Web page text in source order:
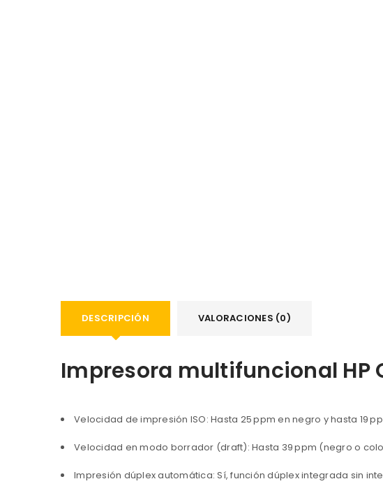
DESCRIPCIÓN VALORACIONES (0)
Impresora multifuncional HP
Velocidad de impresión ISO: Hasta 25 ppm en negro y hasta 19
Velocidad en modo borrador (draft): Hasta 39 ppm (negro o
Impresión dúplex automática: Sí, función dúplex integrada sin